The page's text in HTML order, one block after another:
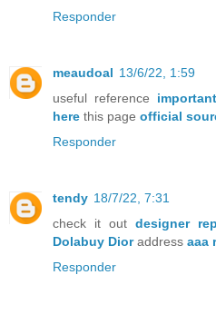
Responder
meaudoal 13/6/22, 1:59
useful reference
here this page official
Responder
tendy 18/7/22, 7:31
check it out designer
Dolabuy Dioraddress aaa
Responder